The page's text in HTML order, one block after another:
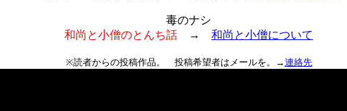
毒のナシ
和尚と小僧のとんち話 → 和尚と小僧について
※読者からの投稿作品。 投稿希望者はメールを。→連絡先